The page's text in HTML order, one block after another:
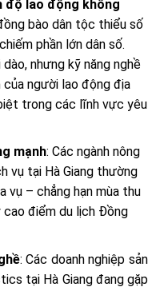
độ lao động không
bào dân tộc thiểu số
phần lớn dân số.
nhưng kỹ năng nghề
người lao động địa
trong các lĩnh vực yêu
mạnh: Các ngành nông
vụ tại Hà Giang thường
vụ – chẳng hạn mùa thu
cao điểm du lịch Đồng
: Các doanh nghiệp sản
tại Hà Giang đang gặp